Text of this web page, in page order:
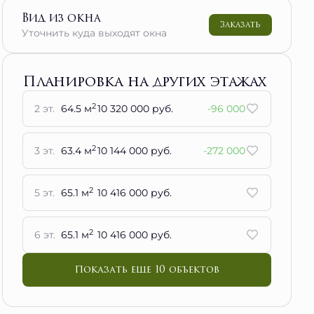
Вид из окна
Уточнить куда выходят окна
Заказать
Планировка на других этажах
2 эт. 64.5 м210 320 000 руб. -96 000
3 эт. 63.4 м210 144 000 руб. -272 000
5 эт. 65.1 м2 10 416 000 руб.
6 эт. 65.1 м2 10 416 000 руб.
Показать еще 10 объектов